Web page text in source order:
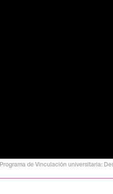
Programa de Vinculación universitaria: